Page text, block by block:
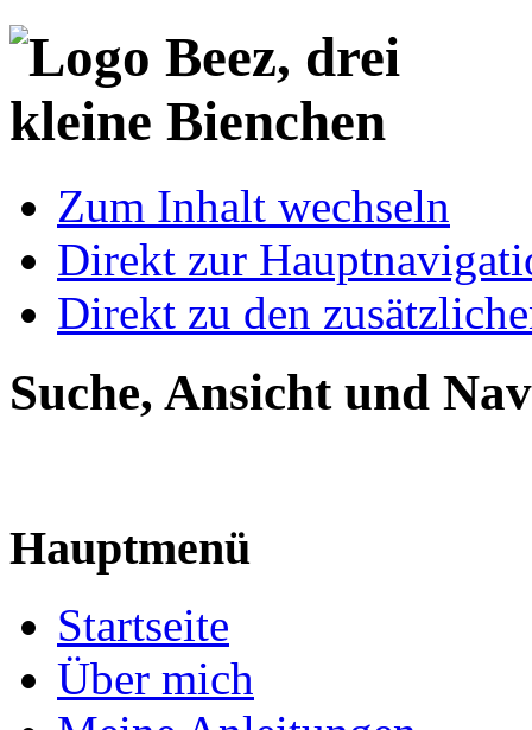
Zum Inhalt wechseln
Direkt zur
Direkt zu den
Suche, Ansicht und
Hauptmenü
Startseite
Über mich